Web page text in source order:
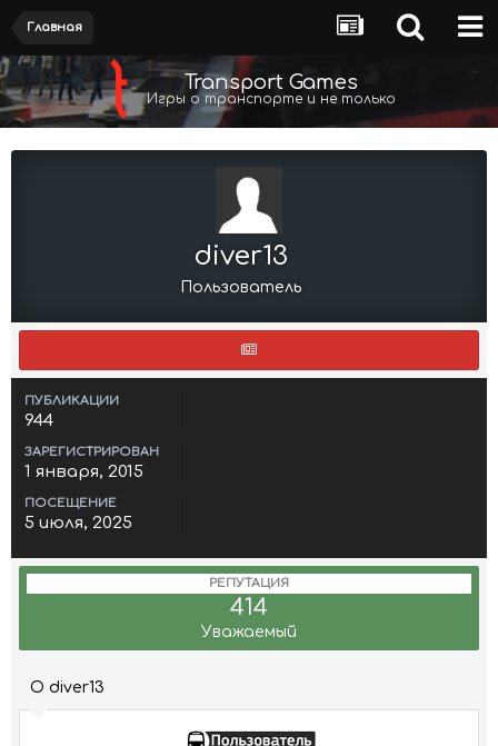
Главная
Transport Games
Игры о транспорте и не только
diver13
Пользователь
ПУБЛИКАЦИИ
944
ЗАРЕГИСТРИРОВАН
1 января, 2015
ПОСЕЩЕНИЕ
5 июля, 2025
РЕПУТАЦИЯ
414
Уважаемый
О diver13